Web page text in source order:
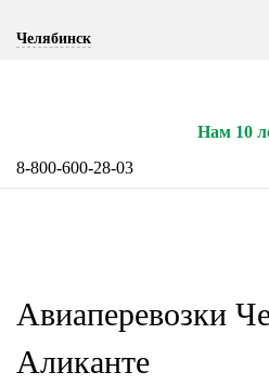
/home/s/storas/storas.ru/
Челябинск
Нам 10
8-800-600-28-03
Авиаперевозки
Аликанте